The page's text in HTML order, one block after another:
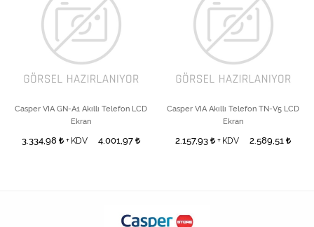
Casper VIA GN-A1 Akıllı Telefon LCD
Ekran
3.334,98 + KDV 4.001,97
Casper VIA Akıllı Telefon TN-V5 LCD
Ekran
2.157,93 + KDV 2.589,51